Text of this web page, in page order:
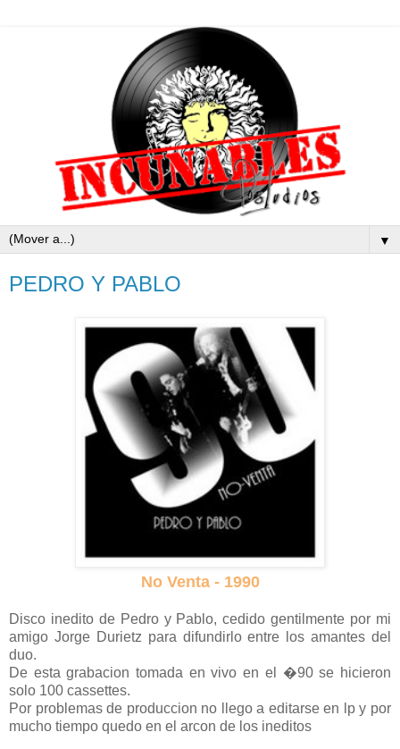
▼
PEDRO Y PABLO
No Venta - 1990
Disco inedito de Pedro y Pablo, cedido gentilmente por mi
amigo Jorge Durietz para difundirlo entre los amantes del
duo.
De esta grabacion tomada en vivo en el �90 se hicieron
solo 100 cassettes.
Por problemas de produccion no llego a editarse en lp y por
mucho tiempo quedo en el arcon de los ineditos